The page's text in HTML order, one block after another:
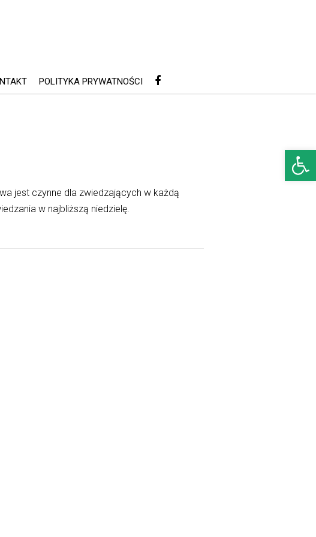
POLITYKA PRYWATNOŚCI
jest czynne dla zwiedzających w każdą
w najbliższą niedzielę.